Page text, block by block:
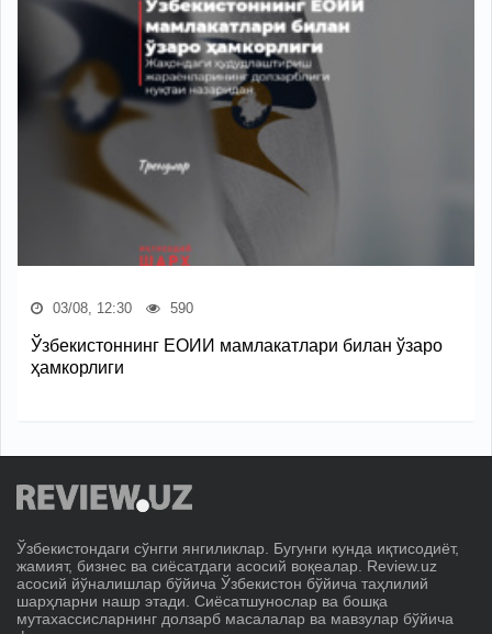
03/08, 12:30 590
Ўзбекистоннинг ЕОИИ мамлакатлари билан ўзаро
ҳамкорлиги
Ўзбекистондаги сўнгги янгиликлар. Бугунги кунда иқтисодиёт,
жамият, бизнес ва сиёсатдаги асосий воқеалар. Review.uz
асосий йўналишлар бўйича Ўзбекистон бўйича таҳлилий
шарҳларни нашр этади. Сиёсатшунослар ва бошқа
мутахассисларнинг долзарб масалалар ва мавзулар бўйича